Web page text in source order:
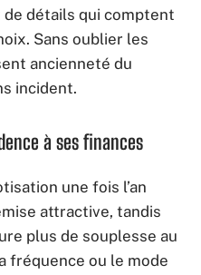
détails qui comptent
Sans oublier les
ancienneté du
incident.
à ses finances
une fois l’an
attractive, tandis
plus de souplesse au
fréquence ou le mode